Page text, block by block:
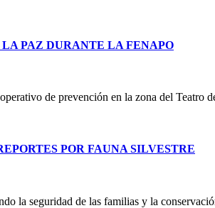
PAZ DURANTE LA FENAPO
de prevención en la zona del
POR FAUNA SILVESTRE
la seguridad de las familias y la